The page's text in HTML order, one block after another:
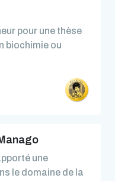
pour une thèse
biochimie ou
une
le domaine de la